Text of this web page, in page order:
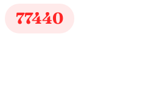
77440